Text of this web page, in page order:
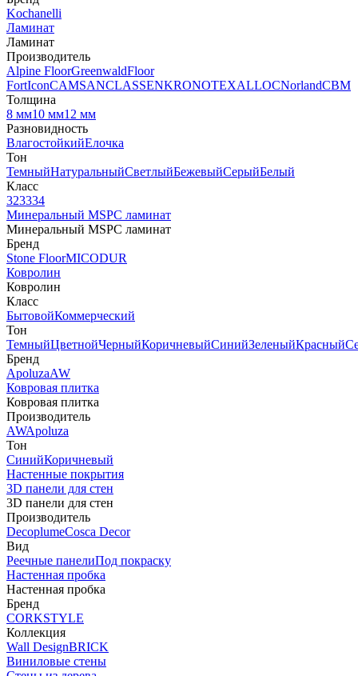
Kochanelli
Ламинат
Ламинат
Производитель
Alpine FloorGreenwaldFloor
FortIconCAMSANCLASSENKRONOTEXALLOCNorlandCBM
Толщина
8 мм10 мм12 мм
Разновидность
ВлагостойкийЕлочка
Тон
ТемныйНатуральныйСветлыйБежевыйСерыйБелый
Класс
323334
Минеральный MSPC ламинат
Минеральный MSPC ламинат
Бренд
Stone FloorMICODUR
Ковролин
Ковролин
Класс
БытовойКоммерческий
Тон
ТемныйЦветнойЧерныйКоричневыйСинийЗеленыйКрасный
Бренд
ApoluzaAW
Ковровая плитка
Ковровая плитка
Производитель
AWApoluza
Тон
СинийКоричневый
Настенные покрытия
3D панели для стен
3D панели для стен
Производитель
DecoplumeCosca Decor
Вид
Реечные панелиПод покраску
Настенная пробка
Настенная пробка
Бренд
CORKSTYLE
Коллекция
Wall DesignBRICK
Виниловые стены